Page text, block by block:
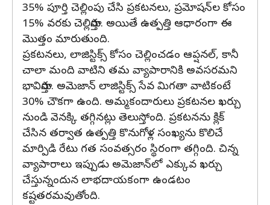
35% పూర్తి చెల్లింపు చేసి ప్రకటనలు, ప్రమోషన్‌ల కోసం
15% వరకు చెల్లిస్తారు. అయితే ఉత్పత్తి ఆధారంగా ఈ
మొత్తం మారుతుంది.
ప్రకటనలు, లాజిస్టిక్స్ కోసం చెల్లించడం ఆప్షనల్, కానీ
చాలా మంది వాటిని తమ వ్యాపారానికి అవసరమని
భావిస్తారు. అమెజాన్ లాజిస్టిక్స్ సేవ మిగతా వాటికంటే
30% చౌకగా ఉంది. అమ్మకందారులు ప్రకటనల ఖర్చు
నుండి వెనక్కి తగ్గినట్లు తెలుస్తోంది. ప్రకటనను క్లిక్
చేసిన తర్వాత ఉత్పత్తి కొనుగోళ్ల సంఖ్యను కొలిచే
మార్పిడి రేటు గత సంవత్సరం స్థిరంగా తగ్గింది. చిన్న
వ్యాపారాలు ఇప్పుడు అమెజాన్‌లో ఎక్కువ ఖర్చు
చేస్తున్నందున లాభదాయకంగా ఉండటం
కష్టతరమవుతోంది.